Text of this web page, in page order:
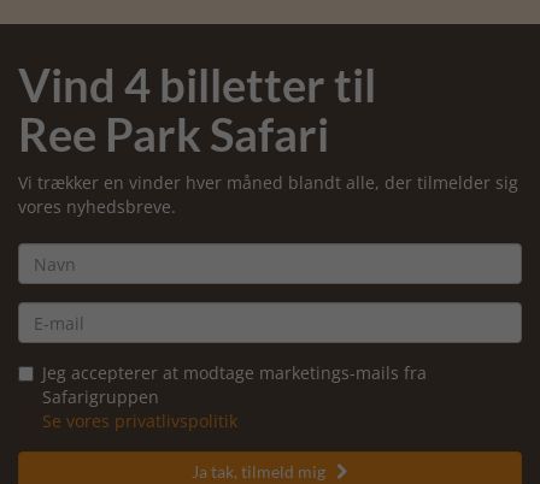
Vind 4 billetter til
Ree Park Safari
Vi trækker en vinder hver måned blandt alle, der tilmelder sig
vores nyhedsbreve.
Jeg accepterer at modtage marketings-mails fra
Safarigruppen
Se vores privatlivspolitik
Ja tak, tilmeld mig 